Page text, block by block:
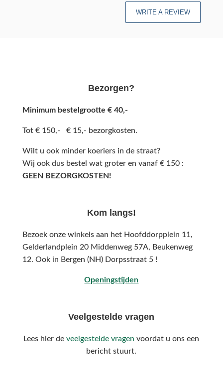
WRITE A REVIEW
Bezorgen?
Minimum bestelgrootte € 40,-
Tot € 150,- € 15,- bezorgkosten.
Wilt u ook minder koeriers in de straat?
Wij ook dus bestel wat groter en vanaf € 150 :
GEEN BEZORGKOSTEN!
Kom langs!
Bezoek onze winkels aan het Hoofddorpplein 11,
Gelderlandplein 20 Middenweg 57A, Beukenweg
12. Ook in Bergen (NH) Dorpsstraat 5 !
Openingstijden
Veelgestelde vragen
Lees hier deveelgestelde vragen voordat u ons een
bericht stuurt.